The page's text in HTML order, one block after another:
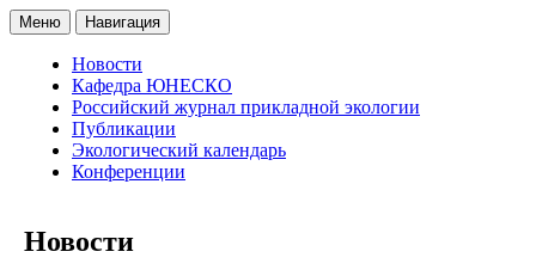
Меню Навигация
Новости
Кафедра ЮНЕСКО
Российский журнал прикладной экологии
Публикации
Экологический календарь
Конференции
Новости